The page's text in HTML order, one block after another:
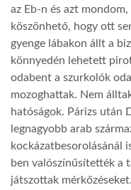
az Eb-n és azt
köszönhető, hogy ott
gyenge lábakon állt a
könnyedén lehetett
odabent a szurkolók
mozoghattak. Nem
hatóságok. Párizs után
legnagyobb arab
kockázatbesorolásánál
ben valószínűsítették a
játszottak